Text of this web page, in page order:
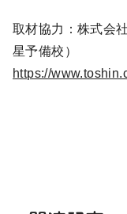
取材協力：株式会
星予備校）
https://